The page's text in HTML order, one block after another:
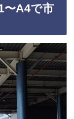
〜A4で市